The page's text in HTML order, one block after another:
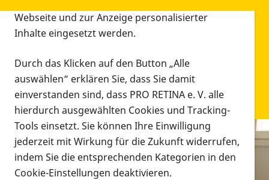
Infomaterial
Infomaterial
Webseite und zur Anzeige personalisierter
Inhalte eingesetzt werden.
Durch das Klicken auf den Button „Alle
auswählen“ erklären Sie, dass Sie damit
einverstanden sind, dass PRO RETINA e. V. alle
hierdurch ausgewählten Cookies und Tracking-
Tools einsetzt. Sie können Ihre Einwilligung
jederzeit mit Wirkung für die Zukunft widerrufen,
indem Sie die entsprechenden Kategorien in den
Cookie-Einstellungen deaktivieren.